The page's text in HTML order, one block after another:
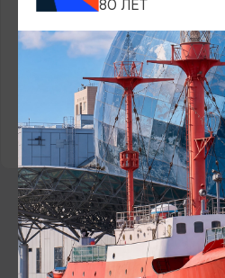
САЙТ
Официальный сайтВКонтакте
ЕДИНЫЙ РЕЕСТР
С392024009627
ВОЗМОЖНО ВАС
80 ЛЕТ